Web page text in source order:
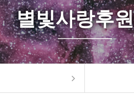
별빛사랑후